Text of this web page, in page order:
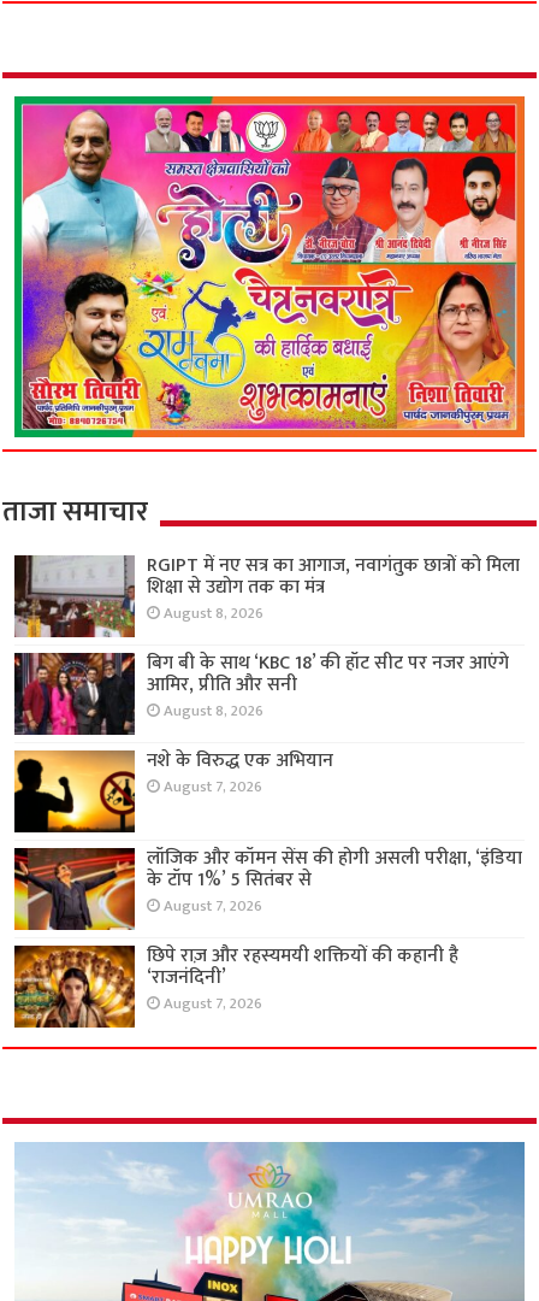
ताजा समाचार
RGIPT में नए सत्र का आगाज, नवागंतुक छात्रों को मिला
शिक्षा से उद्योग तक का मंत्र
August 8, 2026
बिग बी के साथ ‘KBC 18’ की हॉट सीट पर नजर आएंगे
आमिर, प्रीति और सनी
August 8, 2026
नशे के विरुद्ध एक अभियान
August 7, 2026
लॉजिक और कॉमन सेंस की होगी असली परीक्षा, ‘इंडिया
के टॉप 1%’ 5 सितंबर से
August 7, 2026
छिपे राज़ और रहस्यमयी शक्तियों की कहानी है
‘राजनंदिनी’
August 7, 2026